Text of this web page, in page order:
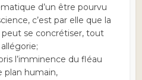
d’un être pourvu
c’est par elle que la
se concrétiser, tout
l’imminence du fléau
plan humain,